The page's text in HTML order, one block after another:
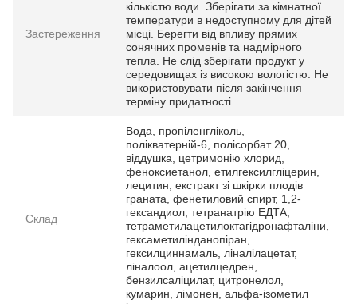
Застереження
кількістю води. Зберігати за кімнатної
температури в недоступному для дітей
місці. Берегти від впливу прямих
сонячних променів та надмірного
тепла. Не слід зберігати продукт у
середовищах із високою вологістю. Не
використовувати після закінчення
терміну придатності.
Склад
Вода, пропіленгліколь,
полікватерній-6, полісорбат 20,
віддушка, цетримонію хлорид,
феноксиетанол, етилгексилгліцерин,
лецитин, екстракт зі шкірки плодів
граната, фенетиловий спирт, 1,2-
гександиол, тетранатрію ЕДТА,
тетраметилацетилоктагідронафталіни,
гексаметилінданопіран,
гексилциннамаль, ліналілацетат,
ліналоол, ацетилцедрен,
бензилсаліцилат, цитронелол,
кумарин, лімонен, альфа-ізометил